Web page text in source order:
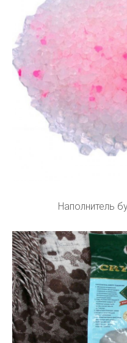
Наполнитель